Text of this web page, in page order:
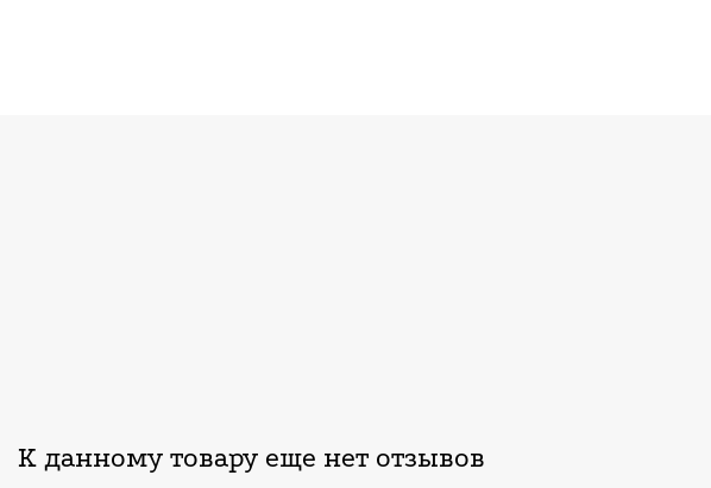
К данному товару еще нет отзывов